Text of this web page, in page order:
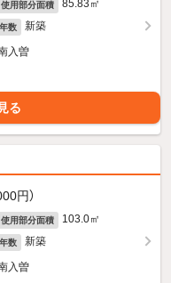
使用部分面積 85.83㎡
数 新築
入曽
る
円）
使用部分面積 103.0㎡
数 新築
入曽